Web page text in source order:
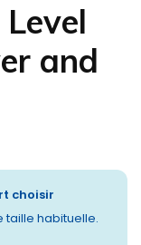
and
choisir
taille habituelle.